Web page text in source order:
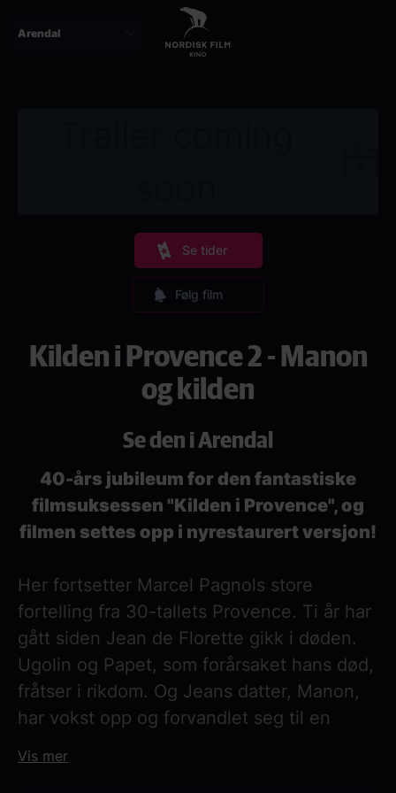
Se tider
Følg film
Kilden i Provence 2 - Manon
og kilden
Se den i Arendal
40-års jubileum for den fantastiske
filmsuksessen "Kilden i Provence", og
filmen settes opp i nyrestaurert versjon!
Her fortsetter Marcel Pagnols store
fortelling fra 30-tallets Provence. Ti år har
gått siden Jean de Florette gikk i døden.
Ugolin og Papet, som forårsaket hans død,
fråtser i rikdom. Og Jeans datter, Manon,
har vokst opp og forvandlet seg til en
Vis mer